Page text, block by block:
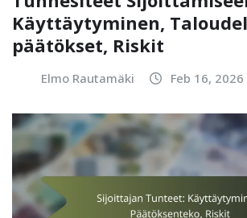
Käyttäytyminen,
päätökset, Riskit
Elmo Rautamäki Feb 16, 2026